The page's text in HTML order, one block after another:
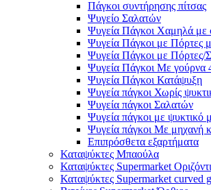
Πάγκοι συντήρησης πίτσας
Ψυγείο Σαλατών
Ψυγεία Πάγκοι Χαμηλά με
Ψυγεία Πάγκοι με Πόρτες
Ψυγεία Πάγκοι με Πόρτες/
Ψυγεία Πάγκοι Με γούρνα
Ψυγεία Πάγκοι Κατάψυξη
Ψυγεία πάγκοι Χωρίς
Ψυγεία πάγκοι Σαλατών
Ψυγεία πάγκοι με ψυκτικό
Ψυγεία πάγκοι Με μηχανή
Επιπρόσθετα εξαρτήματα
Καταψύκτες Μπαούλα
Καταψύκτες Supermarket
Καταψύκτες Supermarket curved